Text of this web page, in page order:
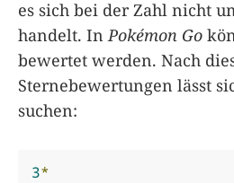
es sich bei der Zahl nicht
handelt. InPokémon Go
bewertet werden. Nach
Sternebewertungen lässt
suchen:
3*